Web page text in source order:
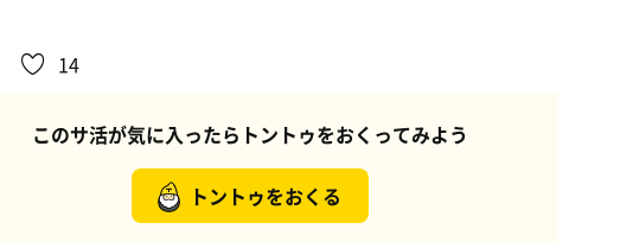
14
このサ活が気に入ったらトントゥをおくってみよう
トントゥをおくる